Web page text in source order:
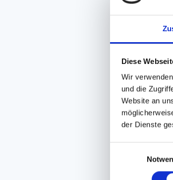
Diese
Wir
und die
Website an
der Dienste